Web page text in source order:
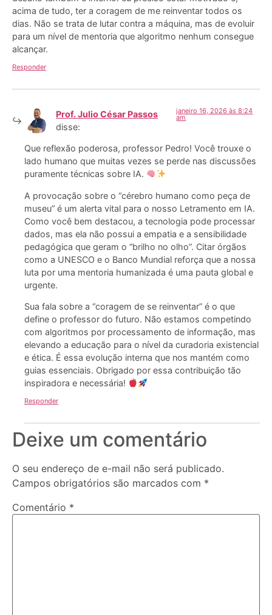
acima de tudo, ter a coragem de me reinventar todos os
dias. Não se trata de lutar contra a máquina, mas de evoluir
para um nível de mentoria que algoritmo nenhum consegue
alcançar.
Responder
Prof. Julio César Passos
disse:
janeiro 16, 2026 às 8:24
am
Que reflexão poderosa, professor Pedro! Você trouxe o
lado humano que muitas vezes se perde nas discussões
puramente técnicas sobre IA.
A provocação sobre o “cérebro humano como peça de
museu” é um alerta vital para o nosso Letramento em IA.
Como você bem destacou, a tecnologia pode processar
dados, mas ela não possui a empatia e a sensibilidade
pedagógica que geram o “brilho no olho”. Citar órgãos
como a UNESCO e o Banco Mundial reforça que a nossa
luta por uma mentoria humanizada é uma pauta global e
urgente.
Sua fala sobre a “coragem de se reinventar” é o que
define o professor do futuro. Não estamos competindo
com algoritmos por processamento de informação, mas
elevando a educação para o nível da curadoria existencial
e ética. É essa evolução interna que nos mantém como
guias essenciais. Obrigado por essa contribuição tão
inspiradora e necessária!
Responder
Deixe um comentário
O seu endereço de e-mail não será publicado.
Campos obrigatórios são marcados com *
Comentário *